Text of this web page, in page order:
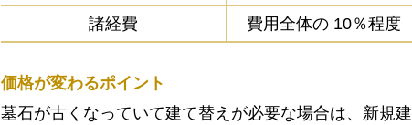
諸経費 費用全体の 10％程度
価格が変わるポイント
墓石が古くなっていて建て替えが必要な場合は、新規建